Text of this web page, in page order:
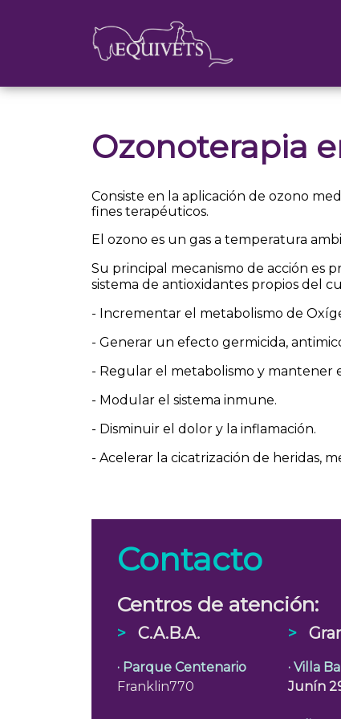
Ozonoterapia
Consiste en la aplicación de ozono
fines terapéuticos.
El ozono es un gas a temperatura
Su principal mecanismo de acción es
sistema de antioxidantes propios del
- Incrementar el metabolismo de
- Generar un efecto germicida,
- Regular el metabolismo y mantener
- Modular el sistema inmune.
- Disminuir el dolor y la inflamación.
- Acelerar la cicatrización de heridas,
Contacto
Centros de atención:
> C.A.B.A.
· Parque Centenario
Franklin770
>
· Villa
Junín